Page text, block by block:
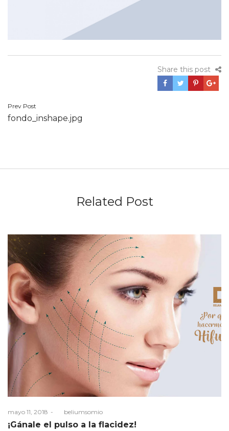
Share this post
Navegación
de
Prev Post
fondo_inshape.jpg
Related Post
Posted
on
mayo 11, 2018 beliumsomio
¡Gánale el pulso a la flacidez!